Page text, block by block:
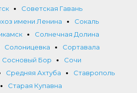
Советская Гавань
имени Ленина
Сокаль
Солнечная Долина
Солоницевка
Сортавала
Сосновый Бор
Сочи
Средняя Ахтуба
Ставрополь
Старая Купавна